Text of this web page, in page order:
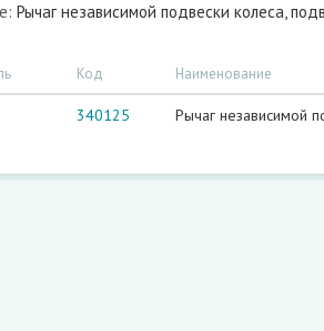
Рычаг независимой подвески колеса,
Код Наименование
340125 Рычаг независимой